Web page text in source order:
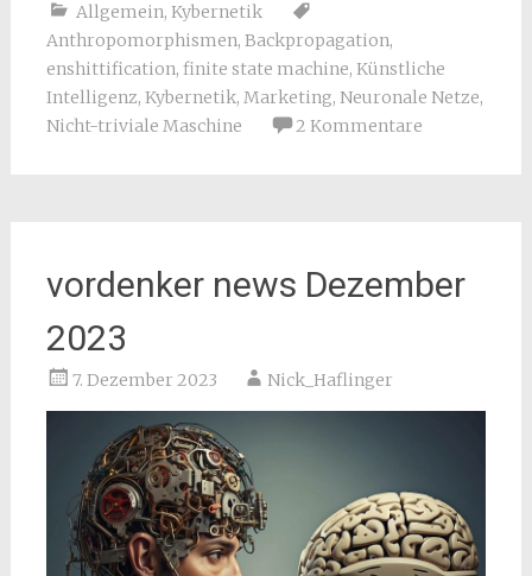
Allgemein, Kybernetik
Anthropomorphismen, Backpropagation,
enshittification, finite state machine, Künstliche
Intelligenz, Kybernetik, Marketing, Neuronale Netze,
Nicht-triviale Maschine
2 Kommentare
vordenker news Dezember
2023
7. Dezember 2023 Nick_Haflinger